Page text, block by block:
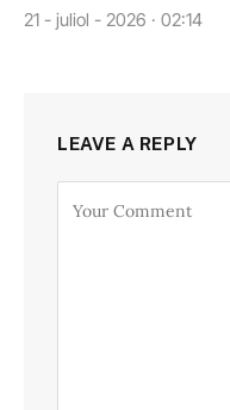
21 - juliol - 2026 · 02:14
LEAVE A REPLY